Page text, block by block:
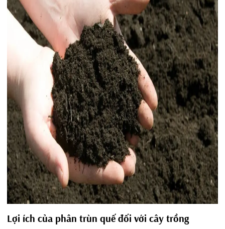
Lợi ích của phân trùn quế đối với cây trồng